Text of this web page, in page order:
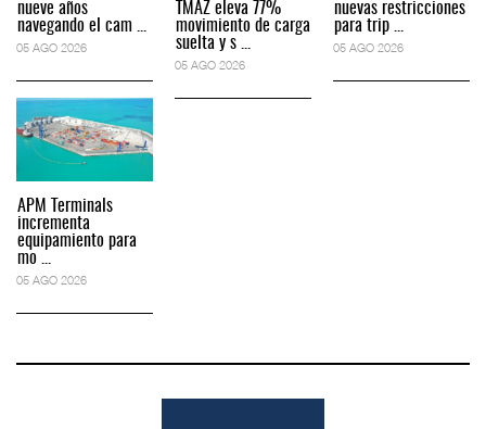
nueve años
navegando el cam ...
05 AGO 2026
APM Terminals
incrementa
equipamiento para
mo ...
05 AGO 2026
TMAZ eleva 77%
movimiento de carga
suelta y s ...
05 AGO 2026
nuevas restricciones
para trip ...
05 AGO 2026